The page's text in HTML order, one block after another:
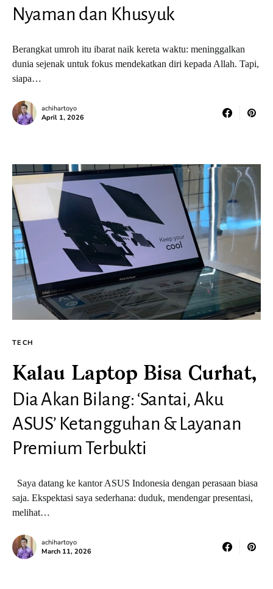
Nyaman dan Khusyuk
Berangkat umroh itu ibarat naik kereta waktu: meninggalkan
dunia sejenak untuk fokus mendekatkan diri kepada Allah. Tapi,
siapa…
achihartoyo
April 1, 2026
TECH
Kalau Laptop Bisa Curhat,
Dia Akan Bilang: ‘Santai, Aku
ASUS’ Ketangguhan & Layanan
Premium Terbukti
Saya datang ke kantor ASUS Indonesia dengan perasaan biasa
saja. Ekspektasi saya sederhana: duduk, mendengar presentasi,
melihat…
achihartoyo
March 11, 2026